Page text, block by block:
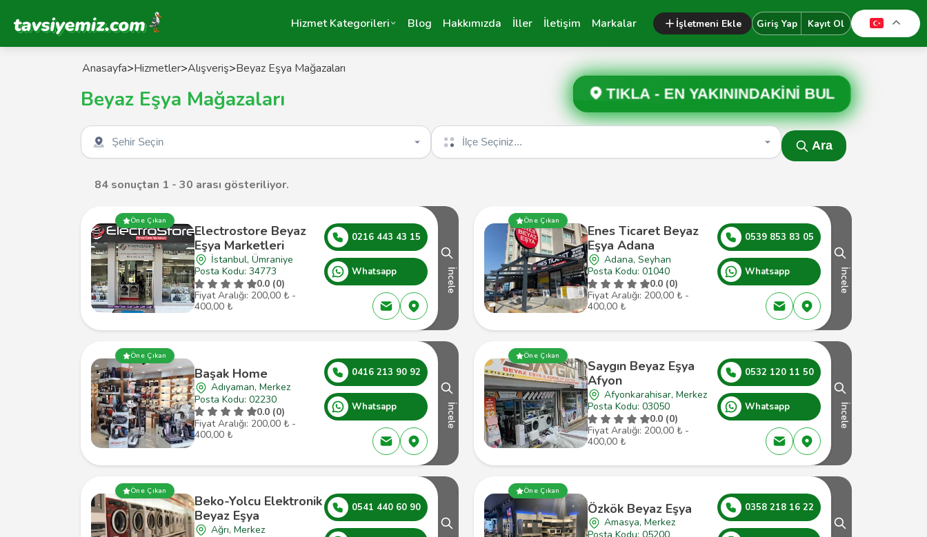
Tavsiyemiz Anasayfa Hizmet Kategorileri Blog Hakkımızda İller İletişim Markalar İşletmeni Ekle Giriş Yap Kayıt Ol
Anasayfa>Hizmetler>Alışveriş>Beyaz Eşya Mağazaları
Beyaz Eşya Mağazaları TIKLA - EN YAKININDAKİNİ BUL
Şehir seçin İlçe seçin
Ara
84 sonuçtan 1 - 30 arası gösteriliyor.
Öne Çıkan
Electrostore Beyaz
Eşya Marketleri
İstanbul, Ümraniye
Posta Kodu: 34773
0.0 (0)
Fiyat Aralığı: 200,00 ₺ -
400,00 ₺
0216 443 43 15
Whatsapp İncele
Öne Çıkan
Enes Ticaret Beyaz
Eşya Adana
Adana, Seyhan
Posta Kodu: 01040
0.0 (0)
Fiyat Aralığı: 200,00 ₺ -
400,00 ₺
0539 853 83 05
Whatsapp İncele
Öne Çıkan
Başak Home
Adıyaman, Merkez
Posta Kodu: 02230
0.0 (0)
Fiyat Aralığı: 200,00 ₺ -
400,00 ₺
0416 213 90 92
Whatsapp İncele
Öne Çıkan
Saygın Beyaz Eşya
Afyon
Afyonkarahisar, Merkez
Posta Kodu: 03050
0.0 (0)
Fiyat Aralığı: 200,00 ₺ -
400,00 ₺
0532 120 11 50
Whatsapp İncele
Öne Çıkan
Beko-Yolcu Elektronik
Beyaz Eşya
Ağrı, Merkez
0541 440 60 90
Öne Çıkan
Özkök Beyaz Eşya
Amasya, Merkez
Posta Kodu: 05200
0358 218 16 22